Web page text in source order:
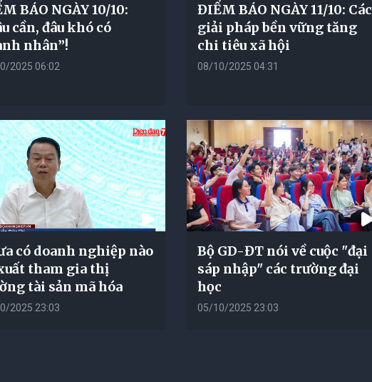
BÁO NGÀY 10/10:
cần, đâu khó có
nhân”!
2025 06:02
ĐIỂM BÁO NGÀY 11/10: Các
giải pháp bền vững tăng
chi tiêu xã hội
08/10/2025 04:31
có doanh nghiệp nào
tham gia thị
tài sản mã hóa
2025 23:03
Bộ GD-ĐT nói về cuộc "đại
sáp nhập" các trường đại
học
05/10/2025 23:03